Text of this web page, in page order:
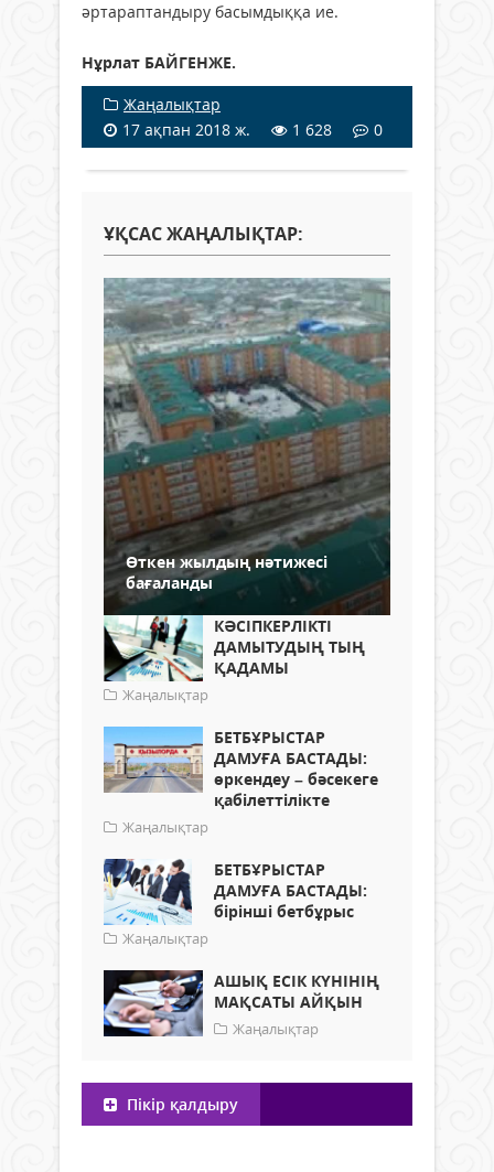
әртараптандыру басымдыққа ие.
Нұрлат БАЙГЕНЖЕ.
Жаңалықтар
17 ақпан 2018 ж.
1 628 0
ҰҚСАС ЖАҢАЛЫҚТАР:
Өткен жылдың нәтижесі
бағаланды
КӘСІПКЕРЛІКТІ
ДАМЫТУДЫҢ ТЫҢ
ҚАДАМЫ
Жаңалықтар
БЕТБҰРЫСТАР
ДАМУҒА БАСТАДЫ:
өркендеу – бәсекеге
қабілеттілікте
Жаңалықтар
БЕТБҰРЫСТАР
ДАМУҒА БАСТАДЫ:
бірінші бетбұрыс
Жаңалықтар
АШЫҚ ЕСІК КҮНІНІҢ
МАҚСАТЫ АЙҚЫН
Жаңалықтар
Пікір қалдыру